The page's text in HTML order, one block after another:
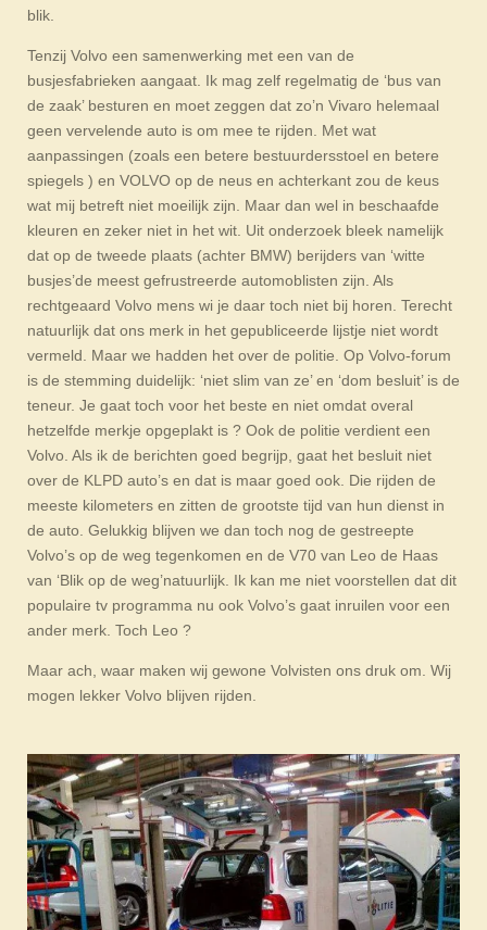
blik.
Tenzij Volvo een samenwerking met een van de
busjesfabrieken aangaat. Ik mag zelf regelmatig de ‘bus van
de zaak’ besturen en moet zeggen dat zo’n Vivaro helemaal
geen vervelende auto is om mee te rijden. Met wat
aanpassingen (zoals een betere bestuurdersstoel en betere
spiegels ) en VOLVO op de neus en achterkant zou de keus
wat mij betreft niet moeilijk zijn. Maar dan wel in beschaafde
kleuren en zeker niet in het wit. Uit onderzoek bleek namelijk
dat op de tweede plaats (achter BMW) berijders van ‘witte
busjes’de meest gefrustreerde automoblisten zijn. Als
rechtgeaard Volvo mens wi je daar toch niet bij horen. Terecht
natuurlijk dat ons merk in het gepubliceerde lijstje niet wordt
vermeld. Maar we hadden het over de politie. Op Volvo-forum
is de stemming duidelijk: ‘niet slim van ze’ en ‘dom besluit’ is de
teneur. Je gaat toch voor het beste en niet omdat overal
hetzelfde merkje opgeplakt is ? Ook de politie verdient een
Volvo. Als ik de berichten goed begrijp, gaat het besluit niet
over de KLPD auto’s en dat is maar goed ook. Die rijden de
meeste kilometers en zitten de grootste tijd van hun dienst in
de auto. Gelukkig blijven we dan toch nog de gestreepte
Volvo’s op de weg tegenkomen en de V70 van Leo de Haas
van ‘Blik op de weg’natuurlijk. Ik kan me niet voorstellen dat dit
populaire tv programma nu ook Volvo’s gaat inruilen voor een
ander merk. Toch Leo ?
Maar ach, waar maken wij gewone Volvisten ons druk om. Wij
mogen lekker Volvo blijven rijden.